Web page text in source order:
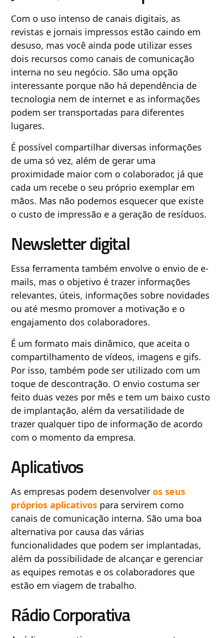
Com o uso intenso de canais digitais, as
revistas e jornais impressos estão caindo em
desuso, mas você ainda pode utilizar esses
dois recursos como canais de comunicação
interna no seu negócio. São uma opção
interessante porque não há dependência de
tecnologia nem de internet e as informações
podem ser transportadas para diferentes
lugares.
É possível compartilhar diversas informações
de uma só vez, além de gerar uma
proximidade maior com o colaborador, já que
cada um recebe o seu próprio exemplar em
mãos. Mas não podemos esquecer que existe
o custo de impressão e a geração de resíduos.
Newsletter digital
Essa ferramenta também envolve o envio de e-
mails, mas o objetivo é trazer informações
relevantes, úteis, informações sobre novidades
ou até mesmo promover a motivação e o
engajamento dos colaboradores.
É um formato mais dinâmico, que aceita o
compartilhamento de vídeos, imagens e gifs.
Por isso, também pode ser utilizado com um
toque de descontração. O envio costuma ser
feito duas vezes por mês e tem um baixo custo
de implantação, além da versatilidade de
trazer qualquer tipo de informação de acordo
com o momento da empresa.
Aplicativos
As empresas podem desenvolveros seus
próprios aplicativos para servirem como
canais de comunicação interna. São uma boa
alternativa por causa das várias
funcionalidades que podem ser implantadas,
além da possibilidade de alcançar e gerenciar
as equipes remotas e os colaboradores que
estão em viagem de trabalho.
Rádio Corporativa